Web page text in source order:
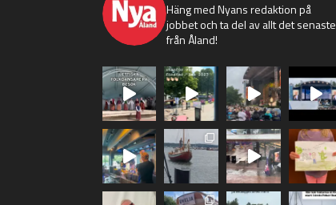
Häng med Nyans redaktion på
jobbet och ta del av allt det senaste
från Åland!